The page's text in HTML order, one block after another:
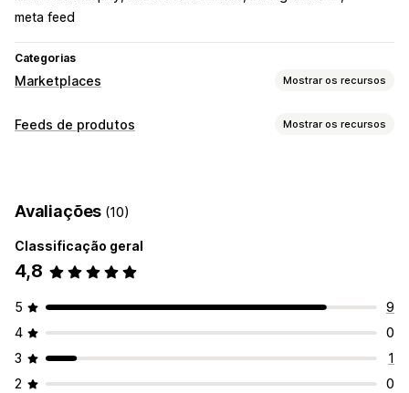
meta feed
Categorias
Marketplaces Mostrar os recursos
Gerenciamento de listagem
Upload em massa
Análises de listagem
Feeds de produtos Mostrar os recursos
Metacampos Feeds localizados
Em vários idiomas
Sincronização variante
Gerenciamento de feed
Seleção de produtos
Otimização de feed
Avaliações (10)
Classificação geral
4,8
5
9
4
0
3
1
2
0